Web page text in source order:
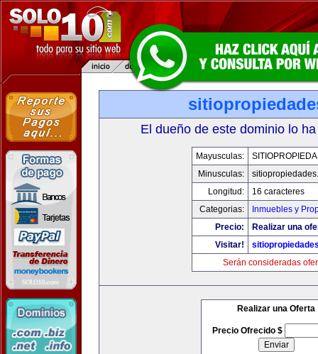
El dueño de este dominio lo
Mayusculas:
Minusculas:
Longitud:
16 caracteres
Categorias:
Inmuebles y
Precio:
Realizar una
Visitar!
Serán consideradas
Realizar una Oferta
Precio Ofrecido $